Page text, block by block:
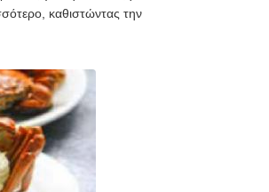
καθιστώντας την